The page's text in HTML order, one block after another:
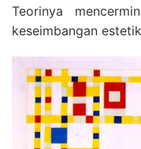
Teorinya
keseimbangan